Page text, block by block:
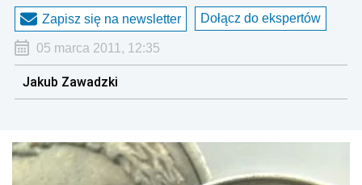
Zapisz się na newsletter Dołącz do ekspertów
05 marca 2011, 12:35
Jakub Zawadzki